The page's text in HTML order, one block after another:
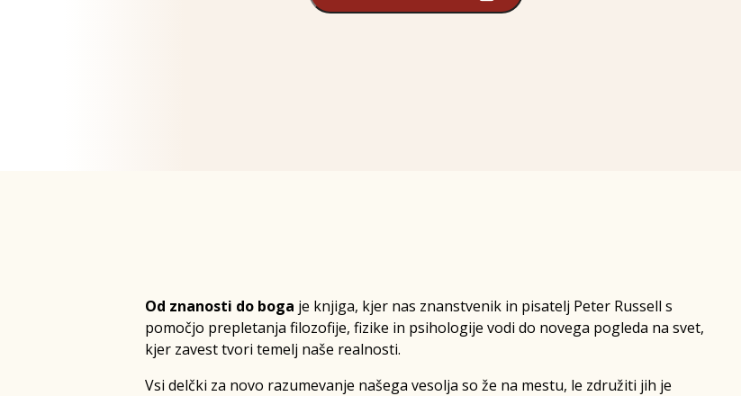
Od znanosti do boga je knjiga, kjer nas znanstvenik in pisatelj Peter Russell s
pomočjo prepletanja filozofije, fizike in psihologije vodi do novega pogleda na svet,
kjer zavest tvori temelj naše realnosti.
Vsi delčki za novo razumevanje našega vesolja so že na mestu, le združiti jih je